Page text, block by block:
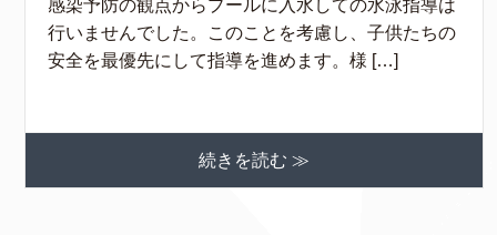
感染予防の観点からプールに入水しての水泳指導は
行いませんでした。このことを考慮し、子供たちの
安全を最優先にして指導を進めます。様 […]
続きを読む ≫